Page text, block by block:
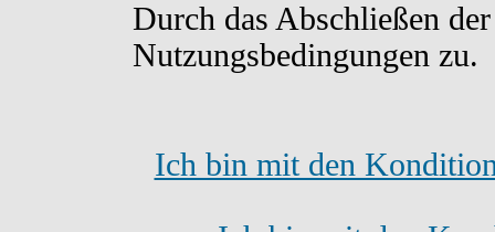
Durch das Abschließen
Nutzungsbedingungen zu.
Ich bin mit den